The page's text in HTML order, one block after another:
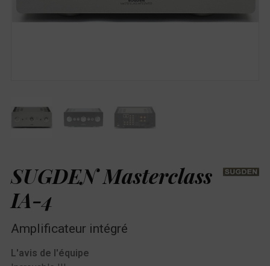
SUGDEN Masterclass
IA-4
Amplificateur intégré
L'avis de l'équipe